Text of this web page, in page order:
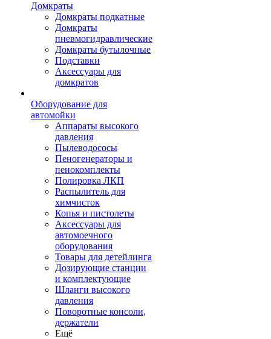
Домкраты
Домкраты подкатные
Домкраты
пневмогидравлические
Домкраты бутылочные
Подставки
Аксессуары для
домкратов
Оборудование для
автомойки
Аппараты высокого
давления
Пылеводососы
Пеногенераторы и
пенокомплекты
Полировка ЛКП
Распылитель для
химчисток
Копья и пистолеты
Аксессуары для
автомоечного
оборудования
Товары для детейлинга
Дозирующие станции
и комплектующие
Шланги высокого
давления
Поворотные консоли,
держатели
Ещё